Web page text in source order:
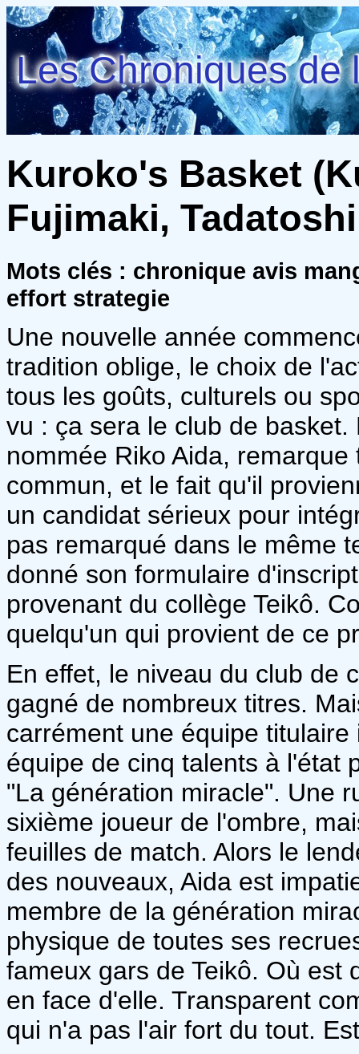
Les Chroniques de
Kuroko's Basket
Fujimaki, Tadatoshi
Mots clés : chronique avis
effort strategie
Une nouvelle année
tradition oblige, le choix de
tous les goûts, culturels ou
vu : ça sera le club de
nommée Riko Aida,
commun, et le fait qu'il
un candidat sérieux pour
pas remarqué dans le même
donné son formulaire
provenant du collège Teikô.
quelqu'un qui provient de ce
En effet, le niveau du club de
gagné de nombreux titres.
carrément une équipe
équipe de cinq talents à l'état
"La génération miracle". Une
sixième joueur de l'ombre,
feuilles de match. Alors le
des nouveaux, Aida est
membre de la génération
physique de toutes ses
fameux gars de Teikô. Où est
en face d'elle. Transparent
qui n'a pas l'air fort du tout.